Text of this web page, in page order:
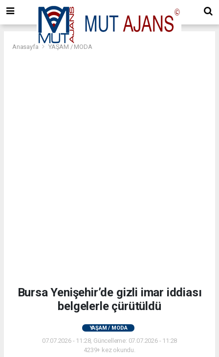
Anasayfa YAŞAM / MODA
Bursa Yenişehir’de gizli imar iddiası
belgelerle çürütüldü
YAŞAM / MODA
07.07.2026 - 11:28, Güncelleme: 07.07.2026 - 11:28
4239+ kez okundu.